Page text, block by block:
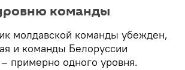
команды
молдавской команды убежден,
и команды Белоруссии
примерно одного уровня.